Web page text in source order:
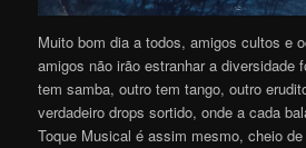
Muito bom dia a todos, amigos cultos e
amigos não irão estranhar a diversidade
tem samba, outro tem tango, outro
verdadeiro drops sortido, onde a cada
Toque Musical é assim mesmo, cheio